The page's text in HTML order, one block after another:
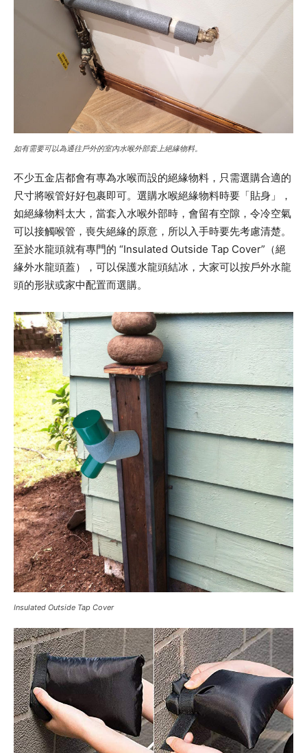
如有需要可以為通往戶外的室內水喉外部套上絕緣物料。
不少五金店都會有專為水喉而設的絕緣物料，只需選購合適的
尺寸將喉管好好包裹即可。選購水喉絕緣物料時要「貼身」，
如絕緣物料太大，當套入水喉外部時，會留有空隙，令冷空氣
可以接觸喉管，喪失絕緣的原意，所以入手時要先考慮清楚。
至於水龍頭就有專門的 “Insulated Outside Tap Cover”（絕
緣外水龍頭蓋），可以保護水龍頭結冰，大家可以按戶外水龍
頭的形狀或家中配置而選購。
Insulated Outside Tap Cover